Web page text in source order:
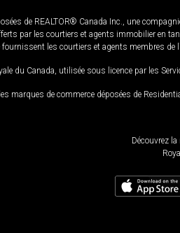
de REALTOR® Canada Inc., une
par les courtiers et agents immobilier en
les courtiers et agents membres de
du Canada, utilisée sous licence par les
marques de commerce déposées de
Découvrez